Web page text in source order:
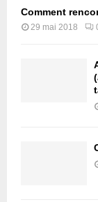
Comment
29 mai 2018